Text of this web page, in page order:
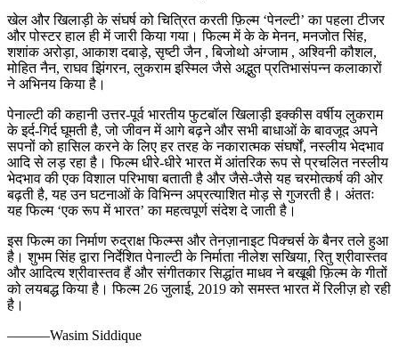
खेल और खिलाड़ी के संघर्ष को चित्रित करती फ़िल्म ‘पेनल्टी’ का पहला टीजर
और पोस्टर हाल ही में जारी किया गया। फिल्म में के के मेनन, मनजोत सिंह,
शशांक अरोड़ा, आकाश दबाड़े, सृष्टी जैन , बिजोथो अंग्जाम , अश्विनी कौशल,
मोहित नैन, राघव झिंगरन, लुकराम इस्मिल जैसे अद्भुत प्रतिभासंपन्न कलाकारों
ने अभिनय किया है।
पेनाल्टी की कहानी उत्तर-पूर्व भारतीय फुटबॉल खिलाड़ी इक्कीस वर्षीय लुकराम
के इर्द-गिर्द घूमती है, जो जीवन में आगे बढ़ने और सभी बाधाओं के बावजूद अपने
सपनों को हासिल करने के लिए हर तरह के नकारात्मक संघर्षों, नस्लीय भेदभाव
आदि से लड़ रहा है। फिल्म धीरे-धीरे भारत में आंतरिक रूप से प्रचलित नस्लीय
भेदभाव की एक विशाल परिभाषा बताती है और जैसे-जैसे यह चरमोत्कर्ष की ओर
बढ़ती है, यह उन घटनाओं के विभिन्न अप्रत्याशित मोड़ से गुजरती है। अंततः
यह फिल्म ‘एक रूप में भारत’ का महत्वपूर्ण संदेश दे जाती है।
इस फिल्म का निर्माण रुद्राक्ष फिल्म्स और तेनज़ानाइट पिक्चर्स के बैनर तले हुआ
है। शुभम सिंह द्वारा निर्देशित पेनाल्टी के निर्माता नीलेश सखिया, रितु श्रीवास्तव
और आदित्य श्रीवास्तव हैं और संगीतकार सिद्धांत माधव ने बखूबी फ़िल्म के गीतों
को लयबद्ध किया है। फिल्म 26 जुलाई, 2019 को समस्त भारत में रिलीज़ हो रही
है।
———Wasim Siddique